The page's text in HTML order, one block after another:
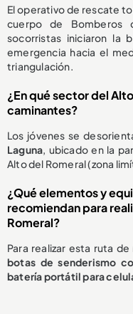
El operativo de rescate
cuerpo de Bomberos
socorristas iniciaron la
emergencia hacia el
triangulación.
¿En qué sector del
caminantes?
Los jóvenes se
Laguna , ubicado en la
Alto del Romeral (zona
¿Qué elementos y
recomiendan para
Romeral?
Para realizar esta ruta
botas de senderismo
batería portátil para